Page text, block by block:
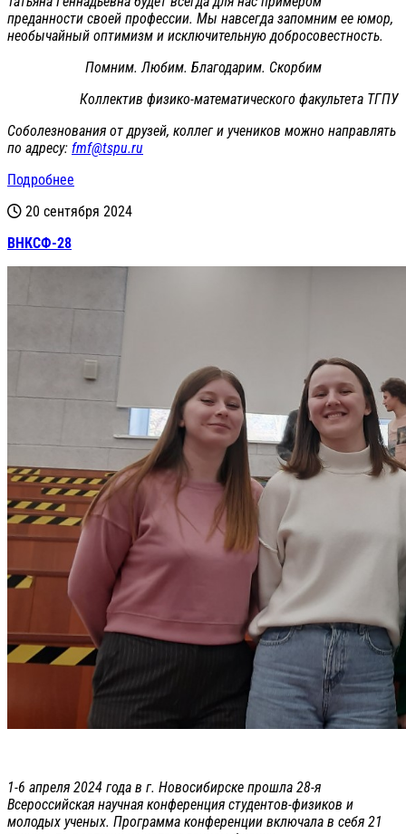
преданности своей профессии. Мы навсегда запомним ее юмор,
необычайный оптимизм и исключительную добросовестность.
Помним. Любим. Благодарим. Скорбим
Коллектив физико-математического факультета ТГПУ
Соболезнования от друзей, коллег и учеников можно направлять
по адресу: fmf@tspu.ru
Подробнее
20 сентября 2024
ВНКСФ-28
1-6 апреля 2024 года в г. Новосибирске прошла 28-я
Всероссийская научная конференция студентов-физиков и
молодых ученых. Программа конференции включала в себя 21